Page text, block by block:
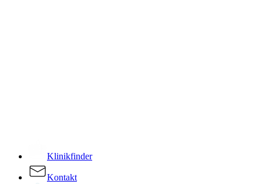
Klinikfinder
Kontakt